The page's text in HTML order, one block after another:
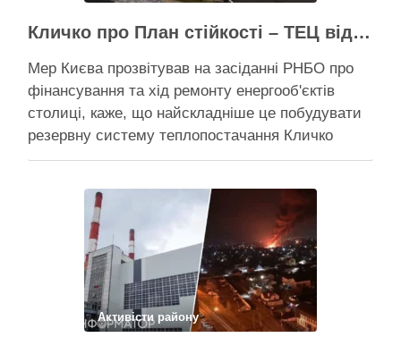
Кличко про План стійкості – ТЕЦ відновили вже на 65%, будується захист ІІ рівня
Мер Києва прозвітував на засіданні РНБО про
фінансування та хід ремонту енергооб'єктів
столиці, каже, що найскладніше це побудувати
резервну систему теплопостачання Кличко
розповів про виконання Плану стійкості Києва на
пошкоджених енергооб’єктів на 65%, а на
потреби Плану стійкості столиця залучила
понад 10 млрд грн, …
Поділитися у соцмережах:
Активісти району